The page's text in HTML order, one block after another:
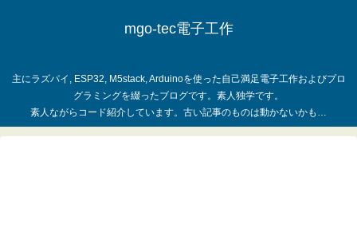
mgo-tec電子工作
主にラズパイ, ESP32, M5stack, Arduinoを使った自己満足電子工作およびプロ
グラミングを綴ったブログです。素人独学です。